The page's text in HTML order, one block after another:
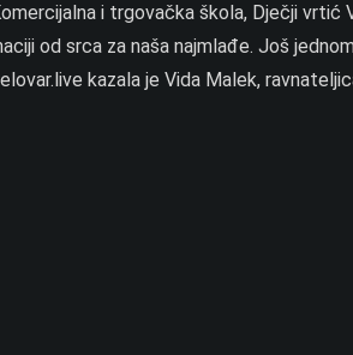
i trgovačka škola, Dječji vrtić
od srca za naša najmlađe. Još
kazala je Vida Malek,